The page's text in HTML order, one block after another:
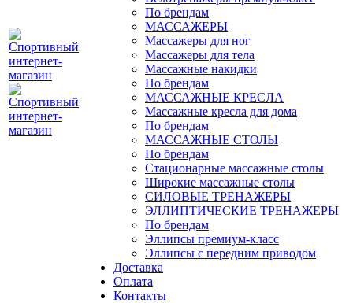
По брендам
МАССАЖЕРЫ
Массажеры для ног
Массажеры для тела
Массажные накидки
По брендам
МАССАЖНЫЕ КРЕСЛА
Массажные кресла для дома
По брендам
МАССАЖНЫЕ СТОЛЫ
По брендам
Стационарные массажные столы
Широкие массажные столы
СИЛОВЫЕ ТРЕНАЖЕРЫ
ЭЛЛИПТИЧЕСКИЕ ТРЕНАЖЕРЫ
По брендам
Эллипсы премиум-класс
Эллипсы с передним приводом
Доставка
Оплата
Контакты